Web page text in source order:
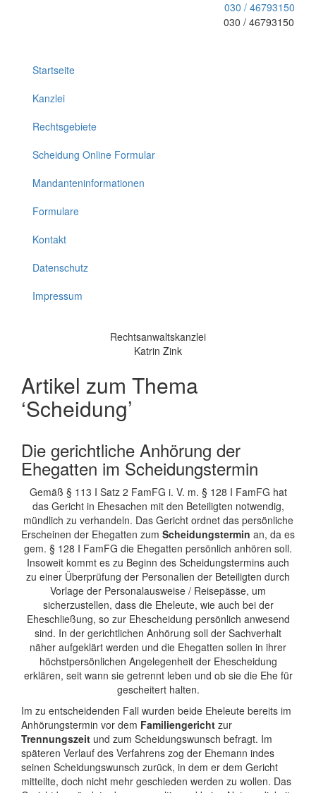
030 / 46793150
030 / 46793150
Startseite
Kanzlei
Rechtsgebiete
Scheidung Online Formular
Mandanteninformationen
Formulare
Kontakt
Datenschutz
Impressum
Rechtsanwaltskanzlei
Katrin Zink
Artikel zum Thema
‘Scheidung’
Die gerichtliche Anhörung der
Ehegatten im Scheidungstermin
Gemäß § 113 I Satz 2 FamFG i. V. m. § 128 I FamFG hat
das Gericht in Ehesachen mit den Beteiligten notwendig,
mündlich zu verhandeln. Das Gericht ordnet das persönliche
Erscheinen der Ehegatten zum Scheidungstermin an, da es
gem. § 128 I FamFG die Ehegatten persönlich anhören soll.
Insoweit kommt es zu Beginn des Scheidungstermins auch
zu einer Überprüfung der Personalien der Beteiligten durch
Vorlage der Personalausweise / Reisepässe, um
sicherzustellen, dass die Eheleute, wie auch bei der
Eheschließung, so zur Ehescheidung persönlich anwesend
sind. In der gerichtlichen Anhörung soll der Sachverhalt
näher aufgeklärt werden und die Ehegatten sollen in ihrer
höchstpersönlichen Angelegenheit der Ehescheidung
erklären, seit wann sie getrennt leben und ob sie die Ehe für
gescheitert halten.
Im zu entscheidenden Fall wurden beide Eheleute bereits im
Anhörungstermin vor dem Familiengericht zur
Trennungszeit und zum Scheidungswunsch befragt. Im
späteren Verlauf des Verfahrens zog der Ehemann indes
seinen Scheidungswunsch zurück, in dem er dem Gericht
mitteilte, doch nicht mehr geschieden werden zu wollen. Das